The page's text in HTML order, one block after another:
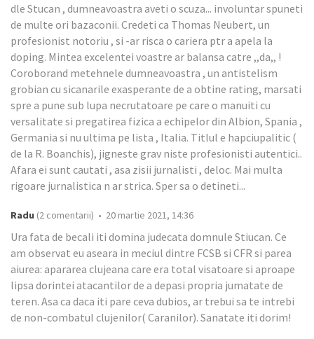
dle Stucan , dumneavoastra aveti o scuza... involuntar spuneti
de multe ori bazaconii. Credeti ca Thomas Neubert, un
profesionist notoriu , si -ar risca o cariera ptr a apela la
doping. Mintea excelentei voastre ar balansa catre ,,da,, !
Coroborand metehnele dumneavoastra , un antistelism
grobian cu sicanarile exasperante de a obtine rating, marsati
spre a pune sub lupa necrutatoare pe care o manuiti cu
versalitate si pregatirea fizica a echipelor din Albion, Spania ,
Germania si nu ultima pe lista , Italia. Titlul e hapciupalitic (
de la R. Boanchis), jigneste grav niste profesionisti autentici..
Afara ei sunt cautati , asa zisii jurnalisti , deloc. Mai multa
rigoare jurnalistica n ar strica. Sper sa o detineti...
Radu (2 comentarii) • 20 martie 2021, 14:36
Ura fata de becali iti domina judecata domnule Stiucan. Ce
am observat eu aseara in meciul dintre FCSB si CFR si parea
aiurea: apararea clujeana care era total visatoare si aproape
lipsa dorintei atacantilor de a depasi propria jumatate de
teren. Asa ca daca iti pare ceva dubios, ar trebui sa te intrebi
de non-combatul clujenilor( Caranilor). Sanatate iti dorim!